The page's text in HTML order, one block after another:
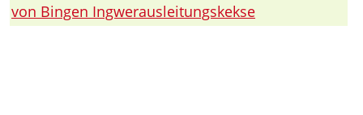
von Bingen Ingwerausleitungskekse